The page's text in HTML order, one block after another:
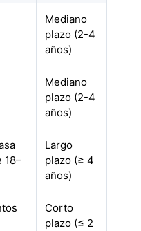
Mediano
plazo (2-4
años)
Mediano
plazo (2-4
años)
18–
Largo
plazo (≥ 4
años)
Corto
plazo (≤ 2